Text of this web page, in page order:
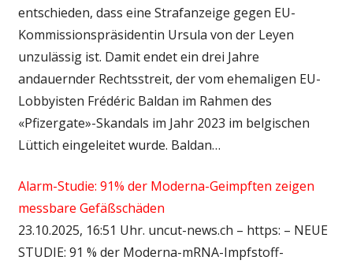
entschieden, dass eine Strafanzeige gegen EU-
Kommissionspräsidentin Ursula von der Leyen
unzulässig ist. Damit endet ein drei Jahre
andauernder Rechtsstreit, der vom ehemaligen EU-
Lobbyisten Frédéric Baldan im Rahmen des
«Pfizergate»-Skandals im Jahr 2023 im belgischen
Lüttich eingeleitet wurde. Baldan…
Alarm-Studie: 91% der Moderna-Geimpften zeigen
messbare Gefäßschäden
23.10.2025, 16:51 Uhr. uncut-news.ch – https: – NEUE
STUDIE: 91 % der Moderna-mRNA-Impfstoff-